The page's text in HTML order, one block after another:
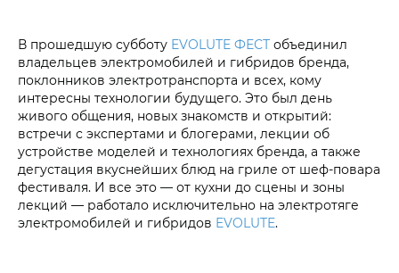
В прошедшую субботу EVOLUTE ФЕСТ объединил
владельцев электромобилей и гибридов бренда,
поклонников электротранспорта и всех, кому
интересны технологии будущего. Это был день
живого общения, новых знакомств и открытий:
встречи с экспертами и блогерами, лекции об
устройстве моделей и технологиях бренда, а также
дегустация вкуснейших блюд на гриле от шеф-повара
фестиваля. И все это — от кухни до сцены и зоны
лекций — работало исключительно на электротяге
электромобилей и гибридов EVOLUTE.